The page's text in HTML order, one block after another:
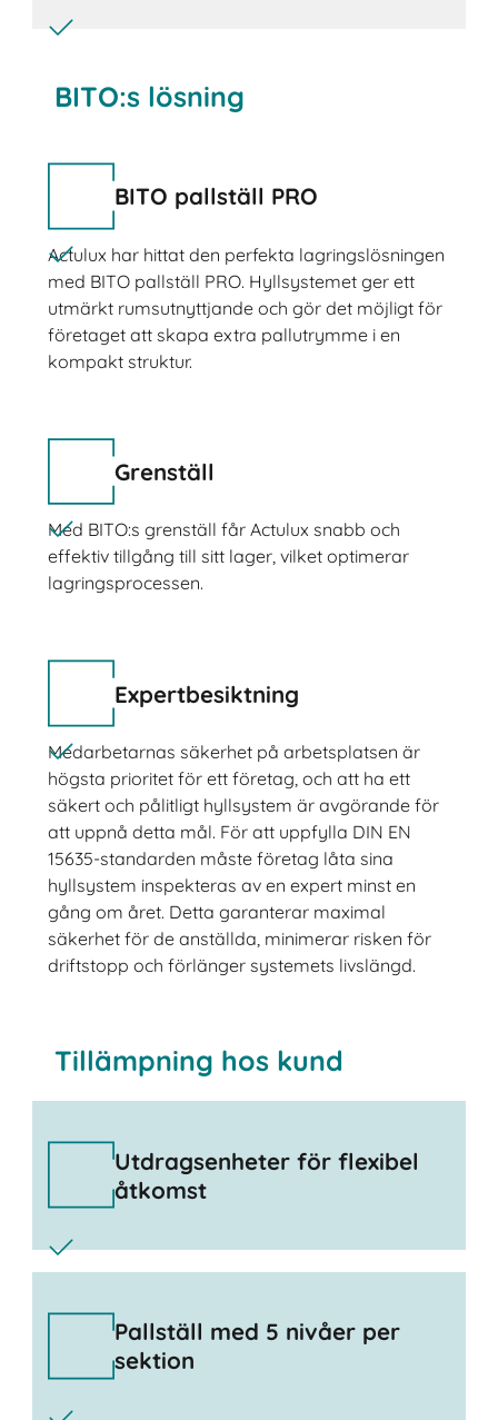
BITO:s lösning
BITO pallställ PRO
Actulux har hittat den perfekta lagringslösningen
med BITO pallställ PRO. Hyllsystemet ger ett
utmärkt rumsutnyttjande och gör det möjligt för
företaget att skapa extra pallutrymme i en
kompakt struktur.
Grenställ
Med BITO:s grenställ får Actulux snabb och
effektiv tillgång till sitt lager, vilket optimerar
lagringsprocessen.
Expertbesiktning
Medarbetarnas säkerhet på arbetsplatsen är
högsta prioritet för ett företag, och att ha ett
säkert och pålitligt hyllsystem är avgörande för
att uppnå detta mål. För att uppfylla DIN EN
15635-standarden måste företag låta sina
hyllsystem inspekteras av en expert minst en
gång om året. Detta garanterar maximal
säkerhet för de anställda, minimerar risken för
driftstopp och förlänger systemets livslängd.
Tillämpning hos kund
Utdragsenheter för flexibel
åtkomst
Pallställ med 5 nivåer per
sektion